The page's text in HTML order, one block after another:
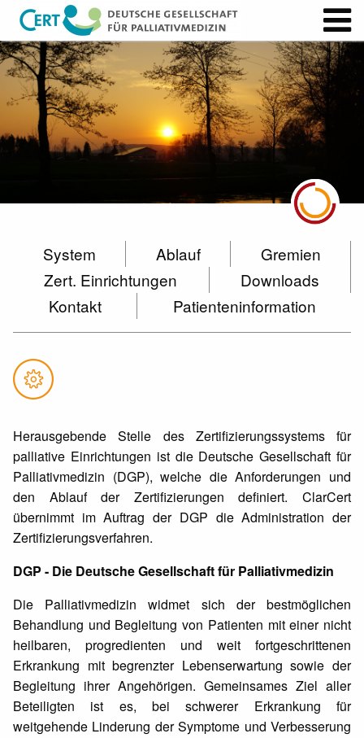
System Ablauf
Gremien
Zert. Einrichtungen
Downloads
Kontakt
Patienteninformation
Herausgebende Stelle des Zertifizierungssystems für
palliative Einrichtungen ist die Deutsche Gesellschaft für
Palliativmedizin (DGP), welche die Anforderungen und
den Ablauf der Zertifizierungen definiert. ClarCert
übernimmt im Auftrag der DGP die Administration der
Zertifizierungsverfahren.
DGP - Die Deutsche Gesellschaft für Palliativmedizin
Die Palliativmedizin widmet sich der bestmöglichen
Behandlung und Begleitung von Patienten mit einer nicht
heilbaren, progredienten und weit fortgeschrittenen
Erkrankung mit begrenzter Lebenserwartung sowie der
Begleitung ihrer Angehörigen. Gemeinsames Ziel aller
Beteiligten ist es, bei schwerer Erkrankung für
weitgehende Linderung der Symptome und Verbesserung